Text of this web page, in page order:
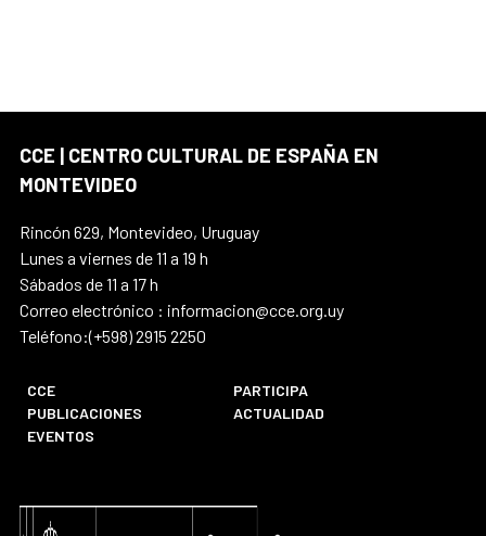
CCE | CENTRO CULTURAL DE ESPAÑA EN
MONTEVIDEO
Rincón 629, Montevideo, Uruguay
Lunes a viernes de 11 a 19 h
Sábados de 11 a 17 h
Correo electrónico : informacion@cce.org.uy
Teléfono:(+598) 2915 2250
CCE
PARTICIPA
PUBLICACIONES
ACTUALIDAD
EVENTOS